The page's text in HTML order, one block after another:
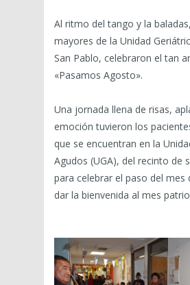
Al ritmo del tango y la
mayores de la Unidad
San Pablo, celebraron el tan
«Pasamos Agosto».
Una jornada llena de risas,
emoción tuvieron los
que se encuentran en la
Agudos (UGA), del recinto de
para celebrar el paso del mes
dar la bienvenida al mes